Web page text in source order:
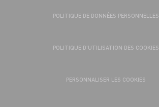
POLITIQUE DE DONNÉES PERSONNELLES
POLITIQUE D’UTILISATION DES COOKIES
PERSONNALISER LES COOKIES